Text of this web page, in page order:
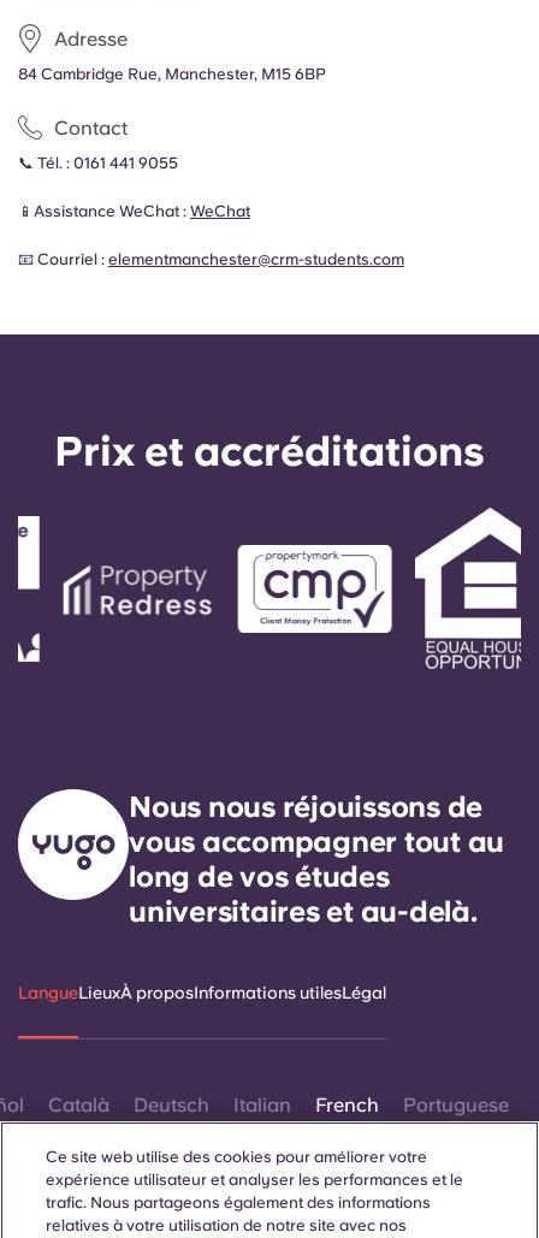
Adresse
84 Cambridge Rue, Manchester, M15 6BP
Contact
📞 Tél. : 0161 441 9055
📱Assistance WeChat : WeChat
📧 Courriel : elementmanchester@crm-students.com
Prix ​​et accréditations
Nous nous réjouissons de
vous accompagner tout au
long de vos études
universitaires et au-delà.
LangueLieuxÀ proposInformations utilesLégal
Català Deutsch Italian French Portuguese
Ce site web utilise des cookies pour améliorer votre
expérience utilisateur et analyser les performances et le
trafic. Nous partageons également des informations
relatives à votre utilisation de notre site avec nos